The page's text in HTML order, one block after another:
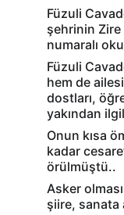
Füzuli
şehrinin
numaralı
Füzuli
hem de
dostları,
yakından
Onun kısa
kadar
örülmüştü..
Asker
şiire, sanata